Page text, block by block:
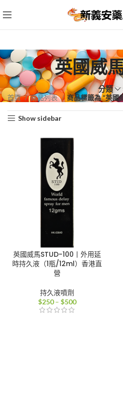
英國威
分類
首頁 商品列表 商品標籤為 “英國
Show sidebar
英國威馬STUD-100丨外用延
時持久液（1瓶/12ml）香港直
營
持久液噴劑
$250 – $500價